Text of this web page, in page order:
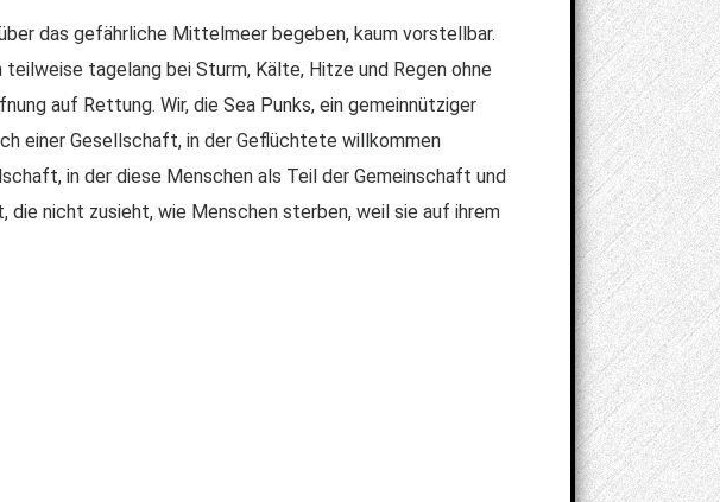
das gefährliche Mittelmeer begeben, kaum vorstellbar.
tagelang bei Sturm, Kälte, Hitze und Regen ohne
auf Rettung. Wir, die Sea Punks, ein gemeinnütziger
einer Gesellschaft, in der Geflüchtete willkommen
in der diese Menschen als Teil der Gemeinschaft und
die nicht zusieht, wie Menschen sterben, weil sie auf ihrem